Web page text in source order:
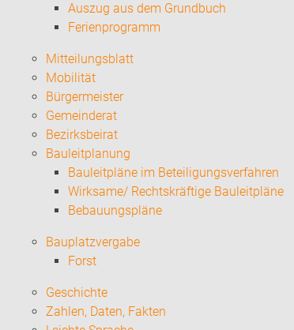
Auszug aus dem Grundbuch
Ferienprogramm
Mitteilungsblatt
Mobilität
Bürgermeister
Gemeinderat
Bezirksbeirat
Bauleitplanung
Bauleitpläne im Beteiligungsverfahren
Wirksame/ Rechtskräftige Bauleitpläne
Bebauungspläne
Bauplatzvergabe
Forst
Geschichte
Zahlen, Daten, Fakten